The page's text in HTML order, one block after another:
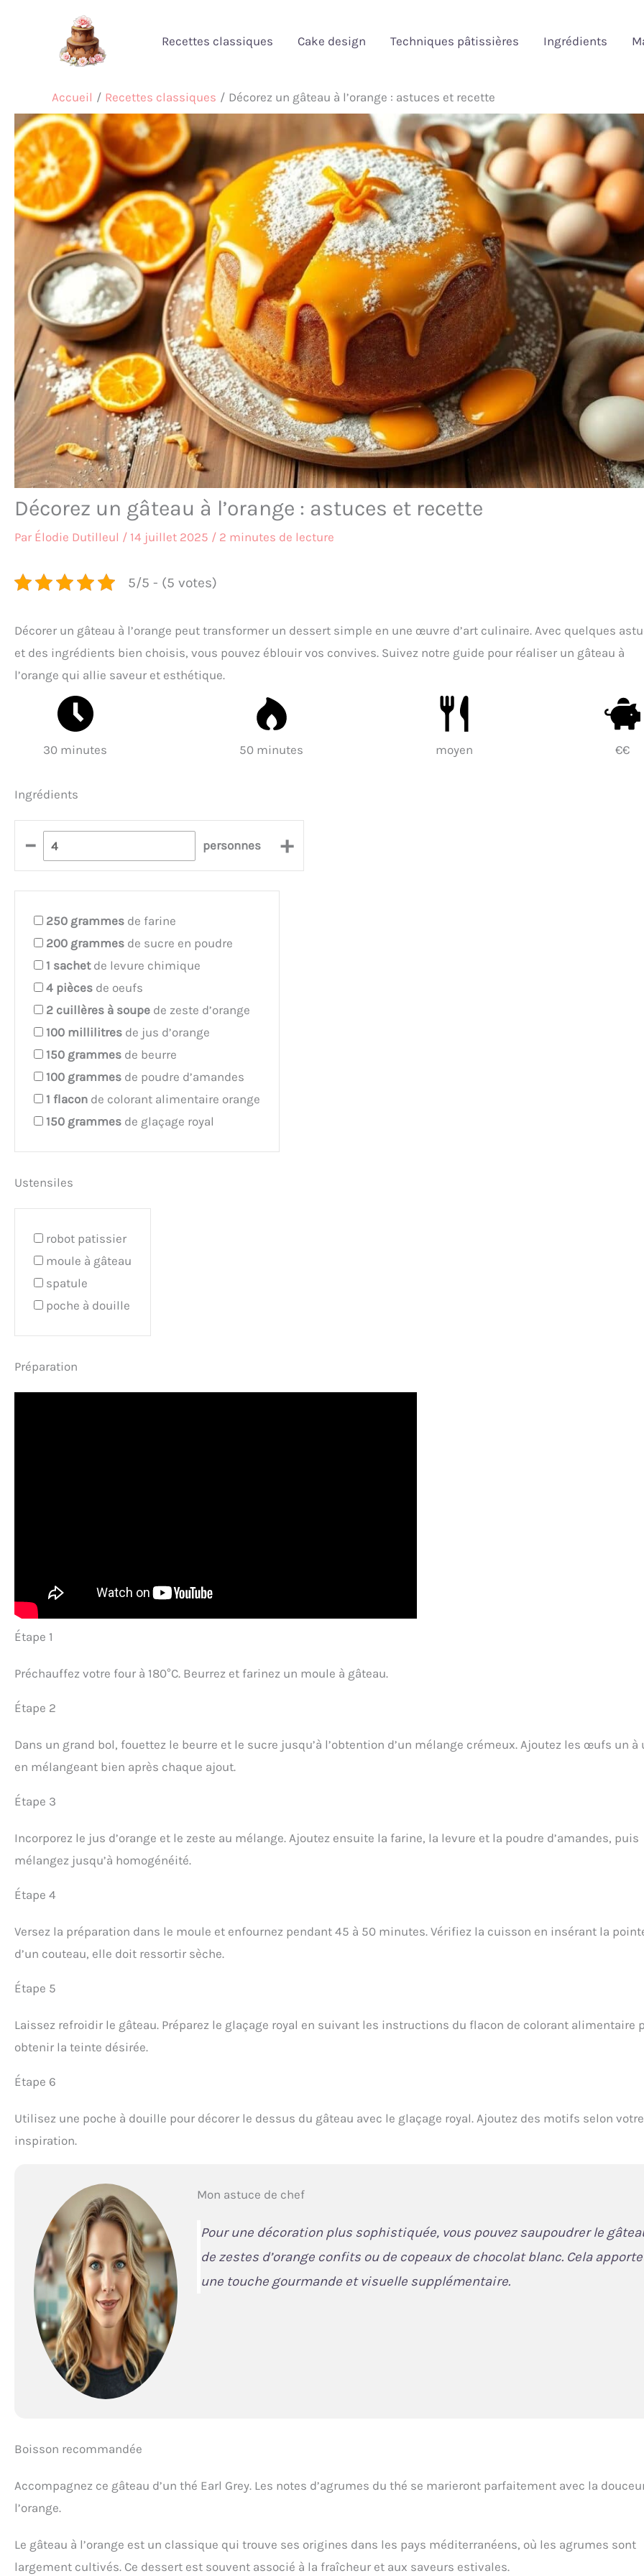
Recettes classiques Cake design Techniques pâtissières Ingrédients
Accueil Recettes classiques Décorez un gâteau à l’orange : astuces et recette
Décorez un gâteau à l’orange : astuces et recette
Par Élodie Dutilleul / 14 juillet 2025 / 2 minutes de lecture
5/5 - (5 votes)
Décorer un gâteau à l’orange peut transformer un dessert simple en une œuvre d’art culinaire. Avec quelques
et des ingrédients bien choisis, vous pouvez éblouir vos convives. Suivez notre guide pour réaliser un gâteau à
l’orange qui allie saveur et esthétique.
30 minutes 50 minutes moyen €€
Ingrédients
– personnes +
250 grammes de farine
200 grammes de sucre en poudre
1 sachetde levure chimique
4 pièces de oeufs
2 cuillères à soupe de zeste d’orange
100 millilitres de jus d’orange
150 grammes de beurre
100 grammes de poudre d’amandes
1 flacon de colorant alimentaire orange
150 grammes de glaçage royal
Ustensiles
robot patissier
moule à gâteau
spatule
poche à douille
Préparation
Étape 1
Préchauffez votre four à 180°C. Beurrez et farinez un moule à gâteau.
Étape 2
Dans un grand bol, fouettez le beurre et le sucre jusqu’à l’obtention d’un mélange crémeux. Ajoutez les œufs un à
en mélangeant bien après chaque ajout.
Étape 3
Incorporez le jus d’orange et le zeste au mélange. Ajoutez ensuite la farine, la levure et la poudre d’amandes, puis
mélangez jusqu’à homogénéité.
Étape 4
Versez la préparation dans le moule et enfournez pendant 45 à 50 minutes. Vérifiez la cuisson en insérant la
d’un couteau, elle doit ressortir sèche.
Étape 5
Laissez refroidir le gâteau. Préparez le glaçage royal en suivant les instructions du flacon de colorant alimentaire
obtenir la teinte désirée.
Étape 6
Utilisez une poche à douille pour décorer le dessus du gâteau avec le glaçage royal. Ajoutez des motifs selon votre
inspiration.
Mon astuce de chef
Pour une décoration plus sophistiquée, vous pouvez saupoudrer le
de zestes d’orange confits ou de copeaux de chocolat blanc. Cela apporte
une touche gourmande et visuelle supplémentaire.
Boisson recommandée
Accompagnez ce gâteau d’un thé Earl Grey. Les notes d’agrumes du thé se marieront parfaitement avec la
l’orange.
Le gâteau à l’orange est un classique qui trouve ses origines dans les pays méditerranéens, où les agrumes sont
largement cultivés. Ce dessert est souvent associé à la fraîcheur et aux saveurs estivales.